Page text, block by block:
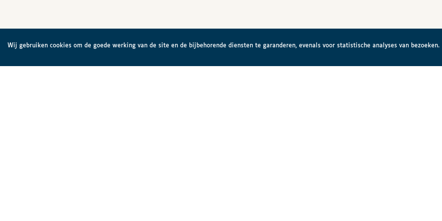
Wij gebruiken cookies om de goede werking van de site en de bijbehorende diensten te garanderen, evenals voor statistische analyses van bezoeken.